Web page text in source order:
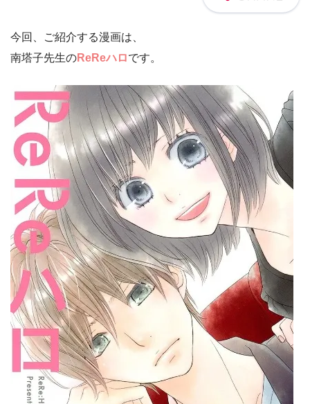
今回、ご紹介する漫画は、
南塔子先生のReReハロです。